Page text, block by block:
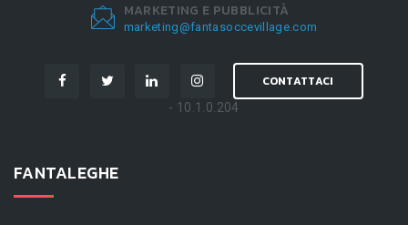
MARKETING E PUBBLICITÀ
marketing@fantasoccevillage.com
CONTATTACI
- 10.1.0.204
FANTALEGHE